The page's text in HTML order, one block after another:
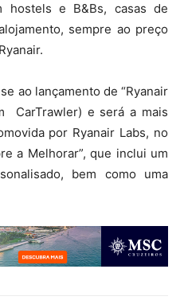
hostels e B&Bs, casas de
sempre ao preço
ao lançamento de “Ryanair
CarTrawler) e será a mais
por Ryanair Labs, no
a Melhorar”, que inclui um
bem como uma